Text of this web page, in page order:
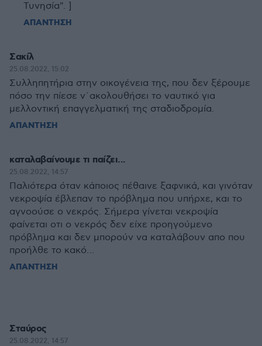
Τυνησία". ]
ΑΠΑΝΤΗΣΗ
Σακίλ
25.08.2022, 15:02
Συλληπητήρια στην οικογένεια της, που δεν ξέρουμε
πόσο την πίεσε ν΄ακολουθήσει το ναυτικό για
μελλοντική επαγγελματική της σταδιοδρομία.
ΑΠΑΝΤΗΣΗ
καταλαβαίνουμε τι παίζει...
25.08.2022, 14:57
Παλιότερα όταν κάποιος πέθαινε ξαφνικά, και γινόταν
νεκροψία έβλεπαν το πρόβλημα που υπήρχε, και το
αγνοούσε ο νεκρός. Σήμερα γίνεται νεκροψία
φαίνεται οτι ο νεκρός δεν είχε προηγούμενο
πρόβλημα και δεν μπορούν να καταλάβουν απο που
προήλθε το κακό…
ΑΠΑΝΤΗΣΗ
Σταύρος
25.08.2022, 14:57